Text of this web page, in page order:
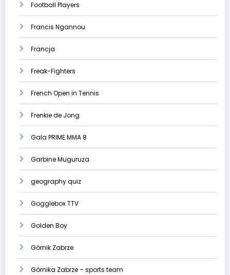
Football Players
Francis Ngannou
Francja
Freak-Fighters
French Open in Tennis
Frenkie de Jong
Gala PRIME MMA 8
Garbine Muguruza
geography quiz
Gogglebox TTV
Golden Boy
Górnik Zabrze
Górnika Zabrze – sports team